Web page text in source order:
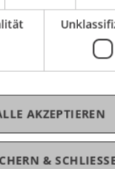
&
AKZEPTIEREN